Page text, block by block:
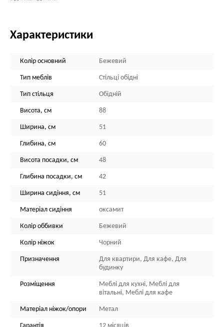
Характеристики
Колір основний Бежевий
Тип меблів Стільці обідні
Тип стільця Обідній
Висота, см 88
Ширина, см 51
Глибина, см 60
Висота посадки, см 48
Глибина посадки, см 42
Ширина сидіння, см 51
Матеріал сидіння оксамит
Колір оббивки Бежевий
Колір ніжок Чорний
Призначення
Для квартири, Для кафе, Для
будинку
Розміщення
Меблі для кухні, Меблі для
вітальні, Меблі для кафе
Матеріал ніжок/опори Метал